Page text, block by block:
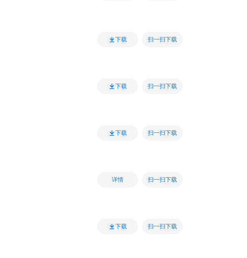
下载 扫一扫下载
下载 扫一扫下载
下载 扫一扫下载
详情 扫一扫下载
下载 扫一扫下载